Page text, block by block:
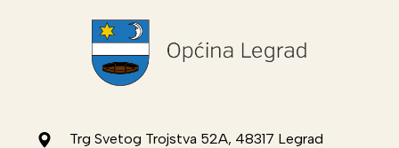
Trg Svetog Trojstva 52A, 48317 Legrad